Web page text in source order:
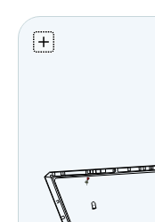
Chlebnice
Chropov
Počet hrobov:
Počet zosnulých: